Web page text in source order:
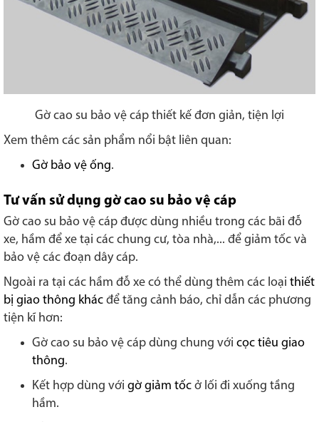
Gờ cao su bảo vệ cáp thiết kế đơn giản, tiện lợi
Xem thêm các sản phẩm nổi bật liên quan:
Gờ bảo vệ ống.
Tư vấn sử dụng gờ cao su bảo vệ cáp
Gờ cao su bảo vệ cáp được dùng nhiều trong các bãi đỗ
xe, hầm để xe tại các chung cư, tòa nhà,... để giảm tốc và
bảo vệ các đoạn dây cáp.
Ngoài ra tại các hầm đỗ xe có thể dùng thêm các loại thiết
bị giao thông khác để tăng cảnh báo, chỉ dẫn các phương
tiện kĩ hơn:
Gờ cao su bảo vệ cáp dùng chung với cọc tiêu giao
thông.
Kết hợp dùng với gờ giảm tốc ở lối đi xuống tầng
hầm.